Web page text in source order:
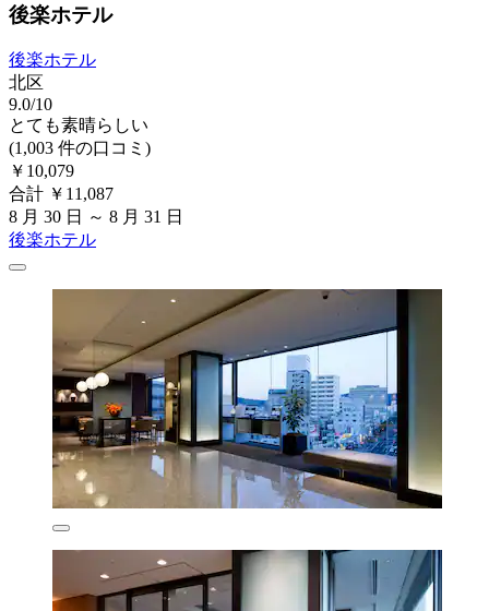
後楽ホテル
後楽ホテル
北区
9.0/10
とても素晴らしい
(1,003 件の口コミ)
￥10,079
合計 ￥11,087
8 月 30 日 ～ 8 月 31 日
後楽ホテル